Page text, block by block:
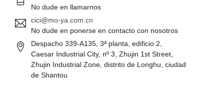
No dude en llamarnos
cici@mo-ya.com.cn
No dude en ponerse en contacto con nosotros
Despacho 339-A135, 3ª planta, edificio 2,
Caesar Industrial City, nº 3, Zhujin 1st Street,
Zhujin Industrial Zone, distrito de Longhu, ciudad
de Shantou